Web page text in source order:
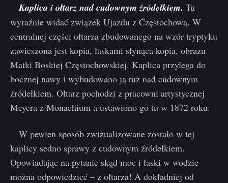
Kaplica i ołtarz nad cudownym źródełkiem. Tu
wyraźnie widać związek Ujazdu z Częstochową. W
centralnej części ołtarza zbudowanego na wzór tryptyku
zawieszona jest kopia, łaskami słynąca kopia, obrazu
Matki Boskiej Częstochowskiej. Kaplica przylega do
bocznej nawy i wybudowano ją tuż nad cudownym
źródełkiem. Ołtarz pochodzi z pracowni artystycznej
Meyera z Monachium a ustawiono go tu w 1872 roku.
W pewien sposób zwizualizowane zostało w tej
kaplicy sedno sprawy z cudownym źródełkiem.
Opowiadając na pytanie skąd moc i łaski w wodzie
można odpowiedzieć – z ołtarza! A dokładniej od